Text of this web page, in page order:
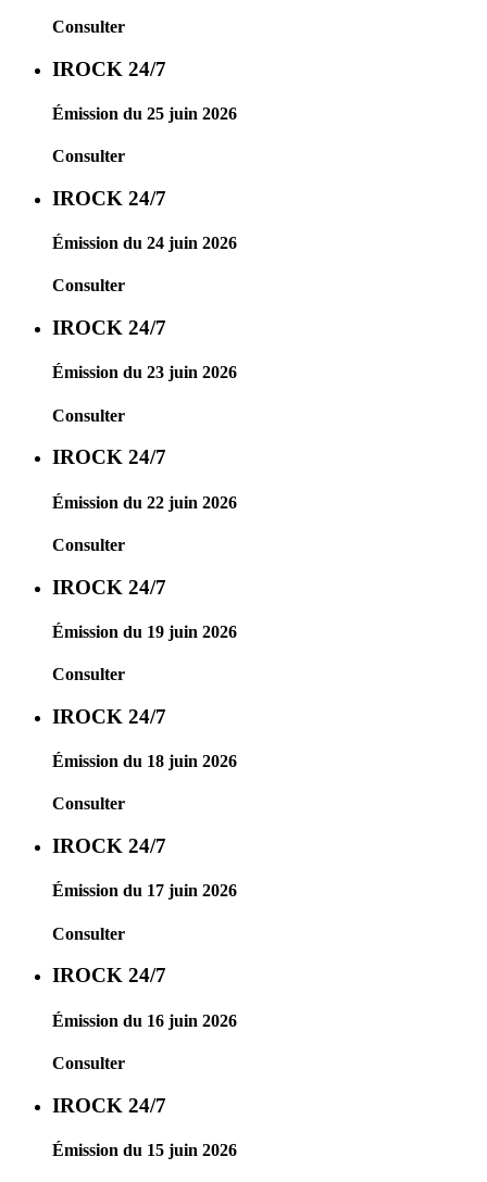
Consulter
IROCK 24/7
Émission du 25 juin 2026
Consulter
IROCK 24/7
Émission du 24 juin 2026
Consulter
IROCK 24/7
Émission du 23 juin 2026
Consulter
IROCK 24/7
Émission du 22 juin 2026
Consulter
IROCK 24/7
Émission du 19 juin 2026
Consulter
IROCK 24/7
Émission du 18 juin 2026
Consulter
IROCK 24/7
Émission du 17 juin 2026
Consulter
IROCK 24/7
Émission du 16 juin 2026
Consulter
IROCK 24/7
Émission du 15 juin 2026